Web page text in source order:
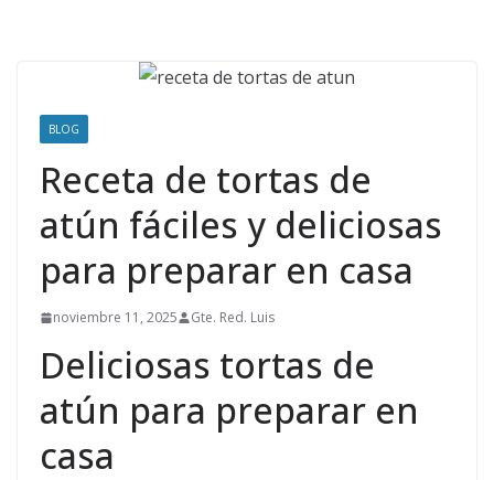
BLOG
Receta de tortas de
atún fáciles y deliciosas
para preparar en casa
noviembre 11, 2025 Gte. Red. Luis
Deliciosas tortas de
atún para preparar en
casa